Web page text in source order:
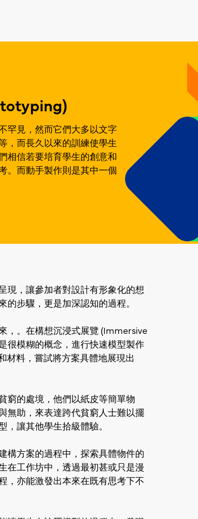
罕見，然而它們大多以文字
，而長久以來的訓練使學生
相信若要培育學生的創意和
。而動手製作則是其中一個
現，讓參加者對設計有形象化的想
步驟，更是加深認知的過程。
，。在構想沉浸式展覽 (Immersive
很模糊的概念，進行快速模型製作
材料，嘗試將方案具體地展現出
窮的處境，他們以紙皮等簡單物
無助，來表達跨代貧窮人士難以擺
讓其他學生拾級體驗。
構方案的過程中，探索具體物件的
在工作坊中，透過最初甚或只是漫
，亦能激發出本來在既有思考下不